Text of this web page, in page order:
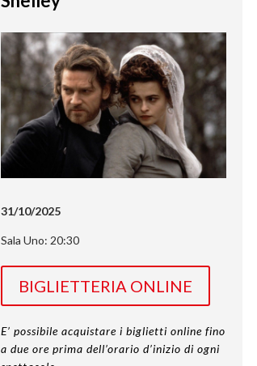
31/10/2025
Sala Uno: 20:30
BIGLIETTERIA ONLINE
E’ possibile acquistare i biglietti online fino
a due ore prima dell’orario d’inizio di ogni